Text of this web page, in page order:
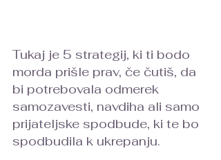
Tukaj je 5 strategij, ki ti bodo
morda prišle prav, če čutiš, da
bi potrebovala odmerek
samozavesti, navdiha ali samo
prijateljske spodbude, ki te bo
spodbudila k ukrepanju.